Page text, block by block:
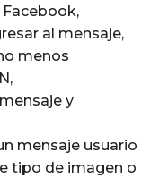
al mensaje,
menos
y
mensaje usuario
tipo de imagen o